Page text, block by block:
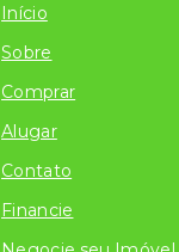
Início
Sobre
Comprar
Alugar
Contato
Financie